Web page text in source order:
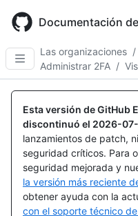
main
content
Documentación
Las organizaciones /
Administrar 2FA /
Esta versión de GitHub
discontinuó el 2026-
lanzamientos de patch,
seguridad críticos. Para
seguridad mejorada y
la versión más reciente
obtener ayuda con la
con el soporte técnico